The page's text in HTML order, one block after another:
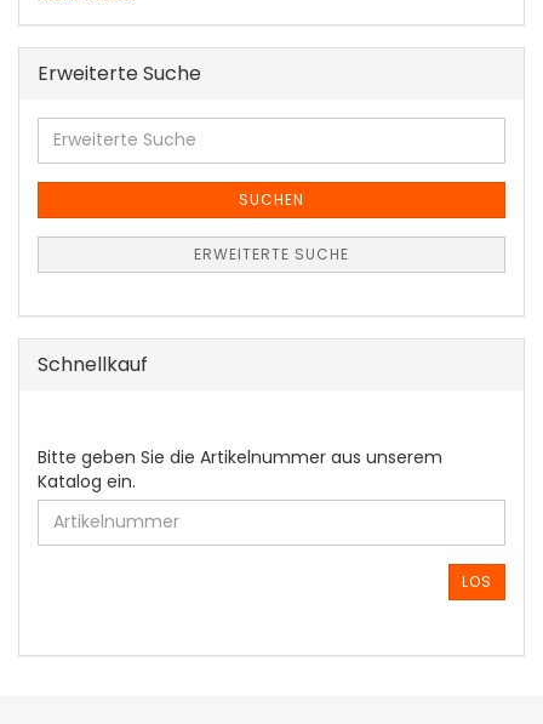
Erweiterte Suche
Erweiterte
Suche
SUCHEN
ERWEITERTE SUCHE
Schnellkauf
BITTE
GEBEN
SIE
DIE
ARTIKELNUMMER
EIN.
Bitte geben Sie die Artikelnummer aus unserem
Katalog ein.
LOS